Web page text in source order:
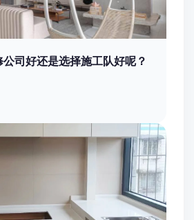
司好还是选择施工队好呢？